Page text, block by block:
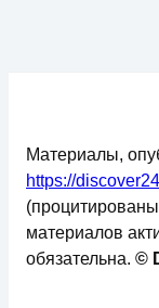
Материалы,
https://
материалов
обязательна. ©